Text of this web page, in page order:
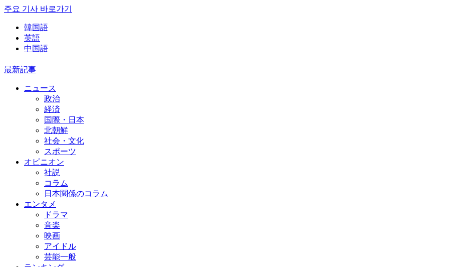
주요 기사 바로가기
韓国語
英語
中国語
最新記事
ニュース
政治
経済
国際・日本
北朝鮮
社会・文化
スポーツ
オピニオン
社説
コラム
日本関係のコラム
エンタメ
ドラマ
音楽
映画
アイドル
芸能一般